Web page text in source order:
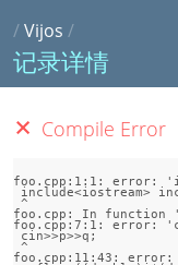
/Vijos /
记录详情
Compile Error
foo.cpp:1:1: error:
^
foo.cpp: In function
foo.cpp:7:1: error:
^
foo.cpp:11:43: